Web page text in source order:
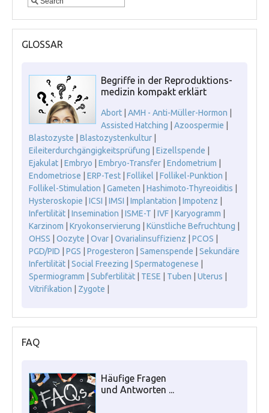
GLOSSAR
Begriffe in der Reproduktions-
medizin kompakt erklärt
Abort | AMH - Anti-Müller-Hormon |
Assisted Hatching | Azoospermie |
Blastozyste | Blastozystenkultur |
Eileiterdurchgängigkeitsprüfung | Eizellspende |
Ejakulat | Embryo | Embryo-Transfer | Endometrium |
Endometriose | ERP-Test | Follikel | Follikel-Punktion |
Follikel-Stimulation | Gameten | Hashimoto-Thyreoiditis |
Hysteroskopie | ICSI | IMSI | Implantation | Impotenz |
Infertilität | Insemination | ISME-T | IVF | Karyogramm |
Karzinom | Kryokonservierung | Künstliche Befruchtung |
OHSS | Oozyte | Ovar | Ovarialinsuffizienz | PCOS |
PGD/PID | PGS | Progesteron | Samenspende | Sekundäre
Infertilität | Social Freezing | Spermatogenese |
Spermiogramm | Subfertilität | TESE | Tuben | Uterus |
Vitrifikation | Zygote |
FAQ
Häufige Fragen
und Antworten ...